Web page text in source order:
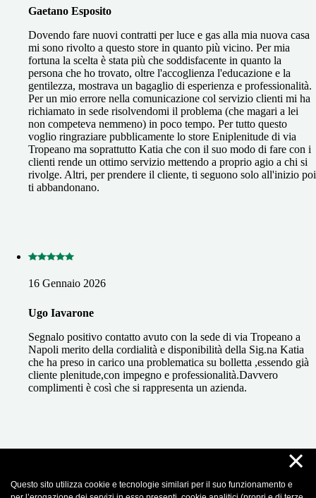
Questo sito utilizza cookie e tecnologie similari per il suo funzionamento e
×
Gaetano Esposito
Dovendo fare nuovi contratti per luce e gas alla mia nuova casa
mi sono rivolto a questo store in quanto più vicino. Per mia
fortuna la scelta è stata più che soddisfacente in quanto la
persona che ho trovato, oltre l'accoglienza l'educazione e la
gentilezza, mostrava un bagaglio di esperienza e professionalità.
Per un mio errore nella comunicazione col servizio clienti mi ha
richiamato in sede risolvendomi il problema (che magari a lei
non competeva nemmeno) in poco tempo. Per tutto questo
voglio ringraziare pubblicamente lo store Eniplenitude di via
Tropeano ma soprattutto Katia che con il suo modo di fare con i
clienti rende un ottimo servizio mettendo a proprio agio a chi si
rivolge. Altri, per prendere il cliente, ti seguono solo all'inizio poi
ti abbandonano.
16 Gennaio 2026
Ugo Iavarone
Segnalo positivo contatto avuto con la sede di via Tropeano a
Napoli merito della cordialità e disponibilità della Sig.na Katia
che ha preso in carico una problematica su bolletta ,essendo già
cliente plenitude,con impegno e professionalità.Davvero
complimenti è così che si rappresenta un azienda.
08 Gennaio 2026